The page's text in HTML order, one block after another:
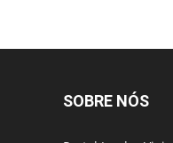
SOBRE NÓS